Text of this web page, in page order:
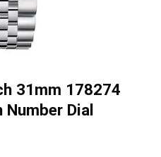
31mm 178274
Number Dial